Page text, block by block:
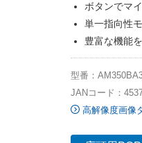
ボタンでマ
単一指向性
豊富な機能
型番：
JANコード：
高解像度画像